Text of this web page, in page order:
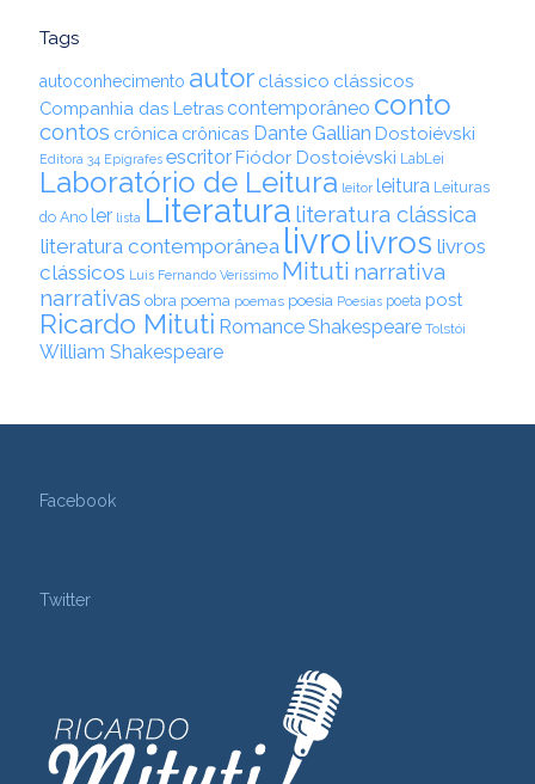
Tags
autoconhecimento autor clássico clássicos
Companhia das Letras contemporâneo conto
contos crônica crônicas Dante Gallian Dostoiévski
Editora 34 Epígrafes escritor Fiódor Dostoiévski LabLei
Laboratório de Leitura leitor leitura Leituras
do Ano ler lista Literatura literatura clássica
literatura contemporânea livro livros livros
clássicos Luis Fernando Veríssimo Mituti narrativa
narrativas obra poema poemas poesia Poesias poeta post
Ricardo Mituti RomanceShakespeare Tolstói
William Shakespeare
Facebook
Twitter